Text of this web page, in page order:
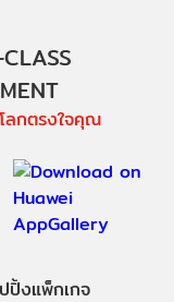
ลกตรงใจคุณ
ปิ้งแพ็กเกจ